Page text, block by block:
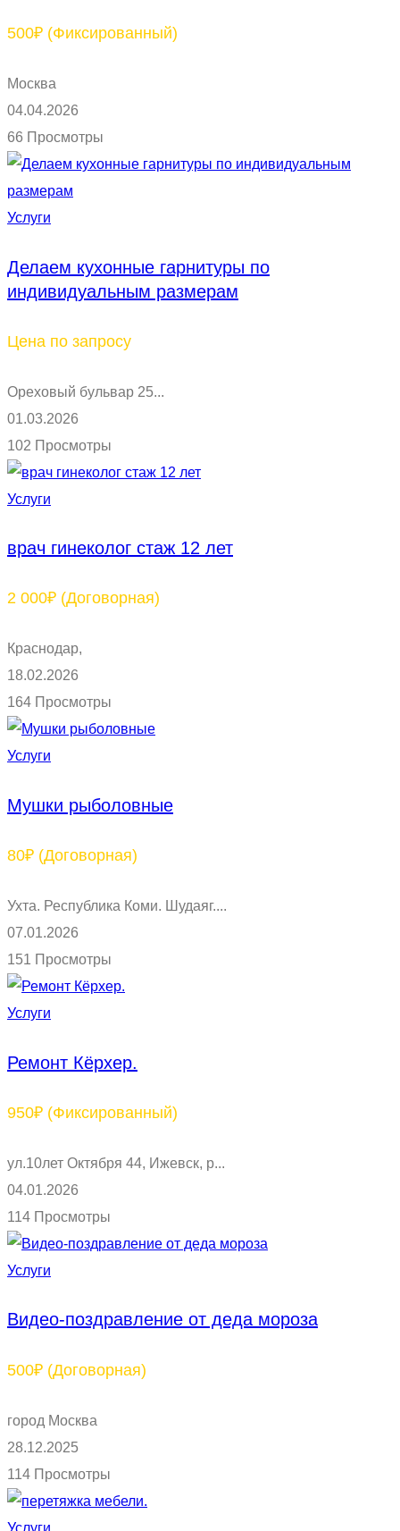
500₽ (Фиксированный)
Москва
04.04.2026
66 Просмотры
Услуги
Делаем кухонные гарнитуры по
индивидуальным размерам
Цена по запросу
Ореховый бульвар 25...
01.03.2026
102 Просмотры
Услуги
врач гинеколог стаж 12 лет
2 000₽ (Договорная)
Краснодар,
18.02.2026
164 Просмотры
Услуги
Мушки рыболовные
80₽ (Договорная)
Ухта. Республика Коми. Шудаяг....
07.01.2026
151 Просмотры
Услуги
Ремонт Кёрхер.
950₽ (Фиксированный)
ул.10лет Октября 44, Ижевск, р...
04.01.2026
114 Просмотры
Услуги
Видео-поздравление от деда мороза
500₽ (Договорная)
город Москва
28.12.2025
114 Просмотры
Услуги